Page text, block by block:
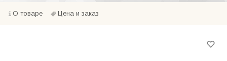
О товаре Цена и заказ